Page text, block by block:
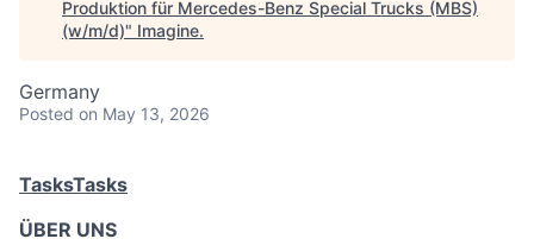
Produktion für Mercedes-Benz Special Trucks (MBS)
(w/m/d)" Imagine.
Germany
Posted on May 13, 2026
TasksTasks
ÜBER UNS